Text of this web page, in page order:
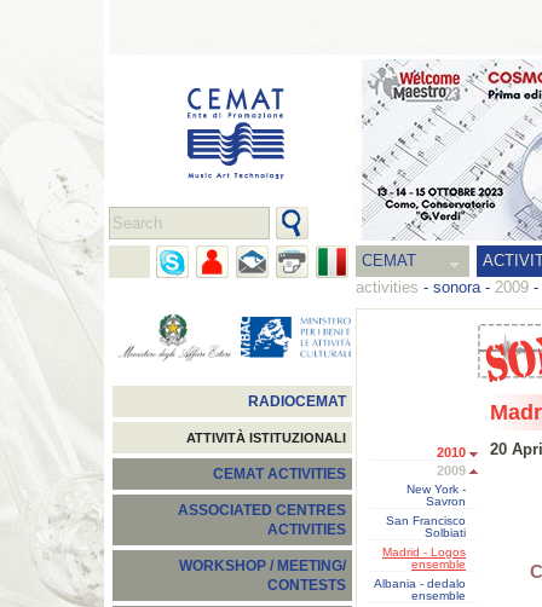
CEMAT
activities - sonora- 2009 -
RADIOCEMAT
ATTIVITÀ ISTITUZIONALI
CEMAT ACTIVITIES
ASSOCIATED CENTRES
ACTIVITIES
WORKSHOP / MEETING/
CONTESTS
2010
2009
New York -
Savron
San Francisco
Solbiati
Madrid - Logos
ensemble
Albania - dedalo
ensemble
20